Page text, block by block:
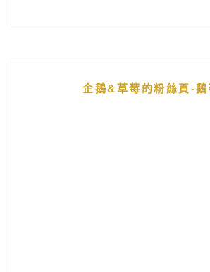
企鵝&草莓的粉絲頁-鵝